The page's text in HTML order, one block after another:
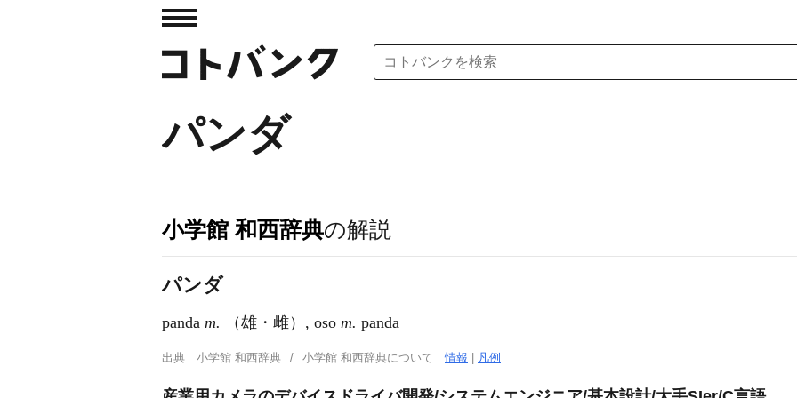
パンダ
小学館 和西辞典の解説
パンダ
panda m. （雄・雌）, oso m. panda
出典 小学館 和西辞典 小学館 和西辞典について情報 凡例